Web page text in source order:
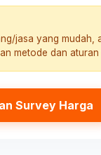
jasa yang mudah,
metode dan
Survey Harga